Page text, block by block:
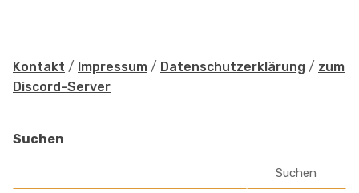
Kontakt / Impressum / Datenschutzerklärung / zum
Discord-Server
Suchen
Suchen